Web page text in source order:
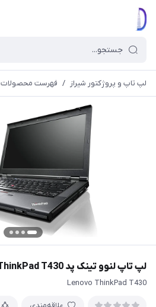
لپ تاپ و پروژکتور شیراز / فهرست محصولات
لپ تاپ لنوو تینک پد Lenovo ThinkPad T430
Lenovo ThinkPad T430